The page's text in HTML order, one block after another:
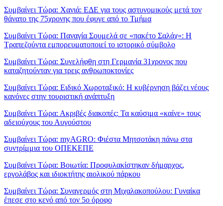
Συμβαίνει Τώρα: Χανιά: ΕΔΕ για τους αστυνομικούς μετά τον
θάνατο της 75χρονης που έφυγε από το Τμήμα
Συμβαίνει Τώρα: Παναγία Σουμελά σε «πακέτο Σαλάχ»: Η
Τραπεζούντα εμπορευματοποιεί το ιστορικό σύμβολο
Συμβαίνει Τώρα: Συνελήφθη στη Γερμανία 31χρονος που
καταζητούνταν για τρεις ανθρωποκτονίες
Συμβαίνει Τώρα: Ειδικό Χωροταξικό: Η κυβέρνηση βάζει νέους
κανόνες στην τουριστική ανάπτυξη
Συμβαίνει Τώρα: Ακριβές διακοπές: Τα καύσιμα «καίνε» τους
αδειούχους του Αυγούστου
Συμβαίνει Τώρα: myAGRO: Φιέστα Μητσοτάκη πάνω στα
συντρίμμια του ΟΠΕΚΕΠΕ
Συμβαίνει Τώρα: Βοιωτία: Προφυλακίστηκαν δήμαρχος,
εργολάβος και ιδιοκτήτης αιολικού πάρκου
Συμβαίνει Τώρα: Συναγερμός στη Μιχαλακοπούλου: Γυναίκα
έπεσε στο κενό από τον 5ο όροφο